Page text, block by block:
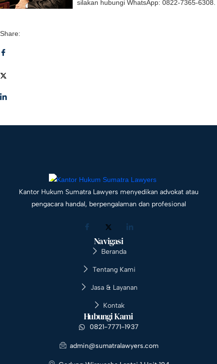
silakan hubungi WhatsApp: 0822-7365-6308.
Share:
Kantor Hukum Sumatra Lawyers menyedikan advokat atau
pengacara handal, berpengalaman dan profesional
Hubungi Kami
0821-7771-1937
admin@sumatralawyers.com
Navigasi
Beranda
Tentang Kami
Jasa & Layanan
Kontak